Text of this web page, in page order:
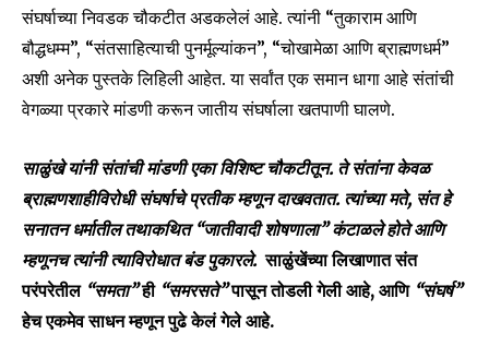
Join our community of
SUBSCRIBERS and be part of the
conversation.
संघर्षाच्या निवडक चौकटीत अडकलेलं आहे. त्यांनी “तुकाराम आणि
बौद्धधम्म”, “संतसाहित्याची पुनर्मूल्यांकन”, “चोखामेळा आणि ब्राह्मणधर्म”
अशी अनेक पुस्तके लिहिली आहेत. या सर्वांत एक समान धागा आहे संतांची
वेगळ्या प्रकारे मांडणी करून जातीय संघर्षाला खतपाणी घालणे.
साळुंखे यांनी संतांची मांडणी एका विशिष्ट चौकटीतून. ते संतांना केवळ
ब्राह्मणशाहीविरोधी संघर्षाचे प्रतीक म्हणून दाखवतात. त्यांच्या मते, संत हे
सनातन धर्मातील तथाकथित “जातीवादी शोषणाला” कंटाळले होते आणि
म्हणूनच त्यांनी त्याविरोधात बंड पुकारले.साळुंखेंच्या लिखाणात संत
परंपरेतील “समता”ही “समरसते”पासून तोडली गेली आहे, आणि “संघर्ष”
हेच एकमेव साधन म्हणून पुढे केलं गेले आहे.